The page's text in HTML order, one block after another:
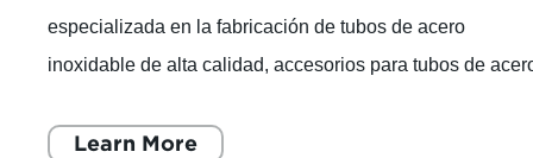
especializada en la fabricación de tubos de acero
inoxidable de alta calidad, accesorios para tubos de
Learn More